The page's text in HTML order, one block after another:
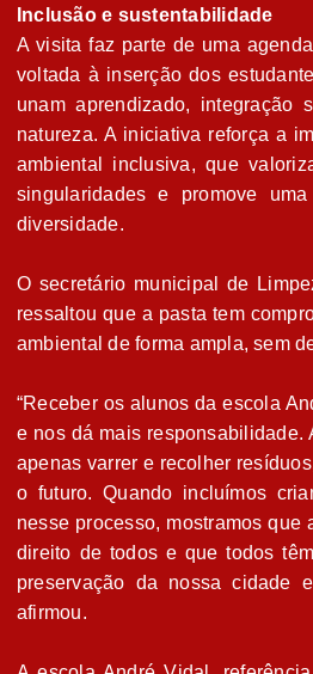
Inclusão e sustentabilidade
A visita faz parte de uma
voltada à inserção dos
unam aprendizado, integração
natureza. A iniciativa reforça a
ambiental inclusiva, que
singularidades e promove
diversidade.
O secretário municipal de
ressaltou que a pasta tem
ambiental de forma ampla, sem
“Receber os alunos da escola
e nos dá mais responsabilidade.
apenas varrer e recolher
o futuro. Quando incluímos
nesse processo, mostramos que
direito de todos e que todos
preservação da nossa cidade
afirmou.